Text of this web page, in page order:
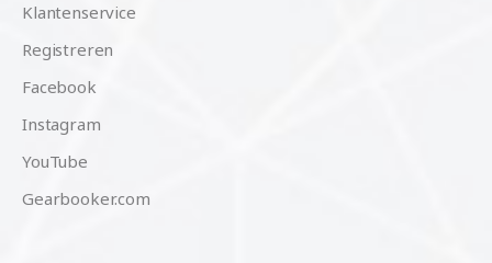
Klantenservice
Registreren
Facebook
Instagram
YouTube
Gearbooker.com